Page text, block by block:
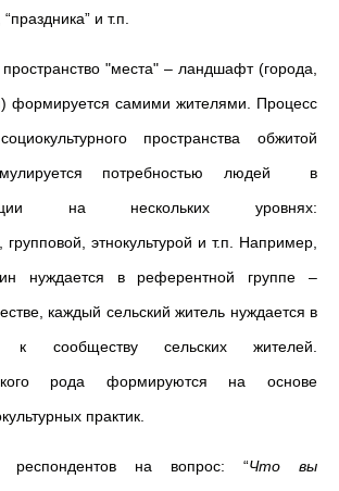
и т.п.
"места" ‒ ландшафт (города,
формируется самими жителями. Процесс
пространства обжитой
потребностью людей в
на нескольких уровнях:
групповой, этнокультурой и т.п. Например,
нуждается в референтной группе –
каждый сельский житель нуждается в
к сообществу сельских жителей.
рода формируются на основе
практик.
респондентов на вопрос: “Что вы